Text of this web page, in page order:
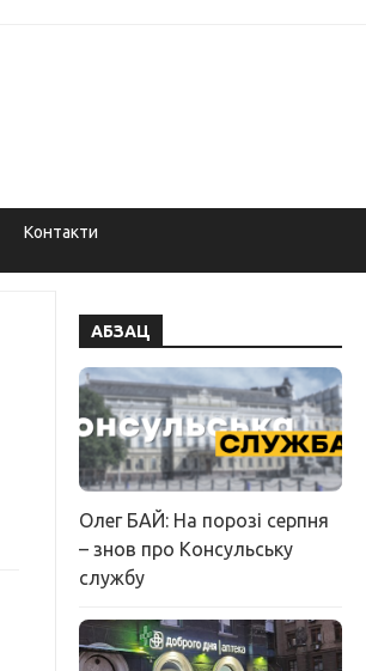
Контакти
АБЗАЦ
Олег БАЙ: На порозі серпня
– знов про Консульську
службу